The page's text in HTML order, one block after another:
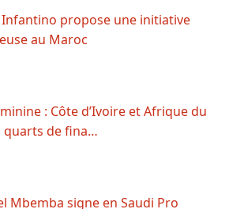
Infantino propose une initiative
au Maroc
: Côte d’Ivoire et Afrique du
quarts de fina…
Mbemba signe en Saudi Pro